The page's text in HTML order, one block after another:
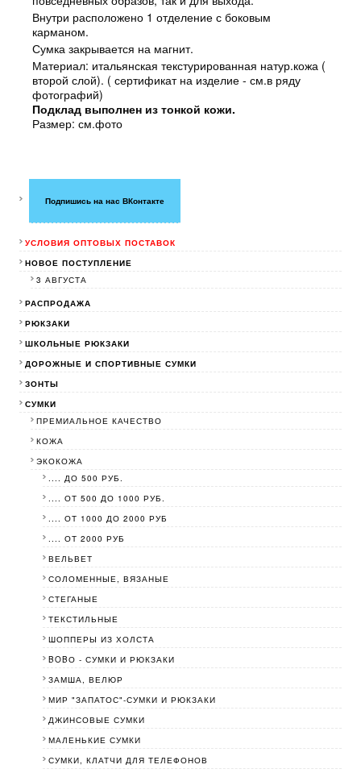
Внутри расположено 1 отделение с боковым
карманом.
Сумка закрывается на магнит.
Материал: итальянская текстурированная натур.кожа (
второй слой). ( сертификат на изделие - см.в ряду
фотографий)
Подклад выполнен из тонкой кожи.
Размер: см.фото
Подпишись на нас ВКонтакте
УСЛОВИЯ ОПТОВЫХ ПОСТАВОК
НОВОЕ ПОСТУПЛЕНИЕ
3 АВГУСТА
РАСПРОДАЖА
РЮКЗАКИ
ШКОЛЬНЫЕ РЮКЗАКИ
ДОРОЖНЫЕ И СПОРТИВНЫЕ СУМКИ
ЗОНТЫ
СУМКИ
ПРЕМИАЛЬНОЕ КАЧЕСТВО
КОЖА
ЭКОКОЖА
.... ДО 500 РУБ.
.... ОТ 500 ДО 1000 РУБ.
.... ОТ 1000 ДО 2000 РУБ
.... ОТ 2000 РУБ
ВЕЛЬВЕТ
СОЛОМЕННЫЕ, ВЯЗАНЫЕ
СТЕГАНЫЕ
ТЕКСТИЛЬНЫЕ
ШОППЕРЫ ИЗ ХОЛСТА
BOBО - СУМКИ И РЮКЗАКИ
ЗАМША, ВЕЛЮР
МИР "ЗАПАТОС"-СУМКИ И РЮКЗАКИ
ДЖИНСОВЫЕ СУМКИ
МАЛЕНЬКИЕ СУМКИ
СУМКИ, КЛАТЧИ ДЛЯ ТЕЛЕФОНОВ